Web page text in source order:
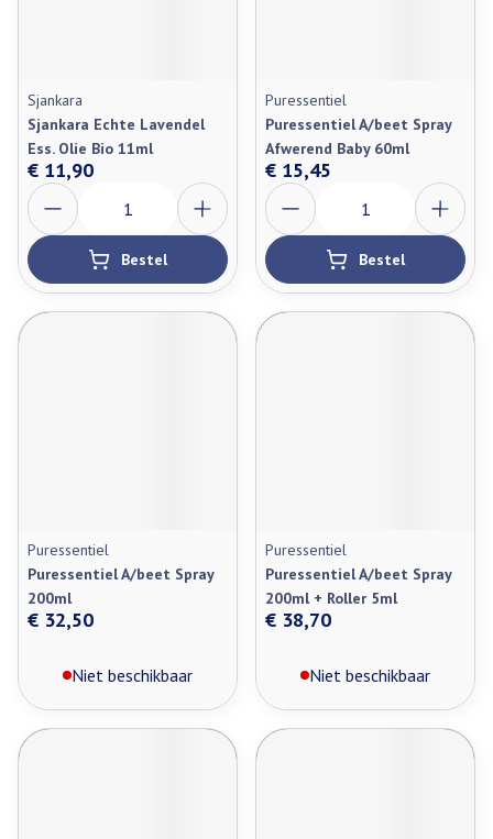
Sjankara
Sjankara Echte Lavendel
Ess. Olie Bio 11ml
€ 11,90
Aantal
Bestel
Puressentiel
Puressentiel A/beet Spray
Afwerend Baby 60ml
€ 15,45
Aantal
Bestel
Puressentiel
Puressentiel A/beet Spray
200ml
€ 32,50
Niet beschikbaar
Puressentiel
Puressentiel A/beet Spray
200ml + Roller 5ml
€ 38,70
Niet beschikbaar